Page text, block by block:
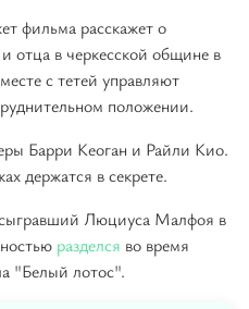
фильма расскажет о
отца в черкесской общине в
с тетей управляют
положении.
Барри Кеоган и Райли Кио.
держатся в секрете.
Люциуса Малфоя в
разделся во время
"Белый лотос".